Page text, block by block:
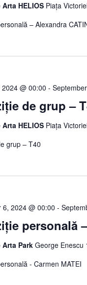
HELIOS Piața
– Alexandra
de grup –
@ 00:00 -
HELIOS Piața
grup – T40
personală
6, 2024 @ 00:00 -
Arta Park George Enescu
- Carmen MATEI